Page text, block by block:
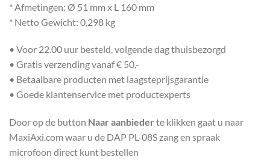
* Afmetingen: Ø 51 mm x L 160 mm
* Netto Gewicht: 0,298 kg
• Voor 22.00 uur besteld, volgende dag thuisbezorgd
• Gratis verzending vanaf € 50,-
• Betaalbare producten met laagsteprijsgarantie
• Goede klantenservice met productexperts
Door op de button Naar aanbieder te klikken gaat u naar
MaxiAxi.com waar u de DAP PL-08S zang en spraak
microfoon direct kunt bestellen